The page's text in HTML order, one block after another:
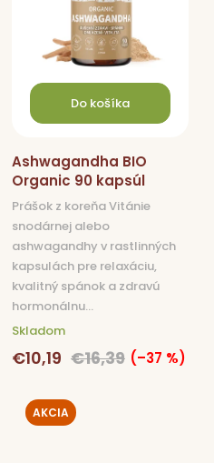
Do košíka
€10,19 €16,39 (–37 %)
Skladom
Ashwagandha BIO
Organic 90 kapsúl
Prášok z koreňa Vitánie
snodárnej alebo
ashwagandhy v rastlinných
kapsulách pre relaxáciu,
kvalitný spánok a zdravú
hormonálnu...
AKCIA